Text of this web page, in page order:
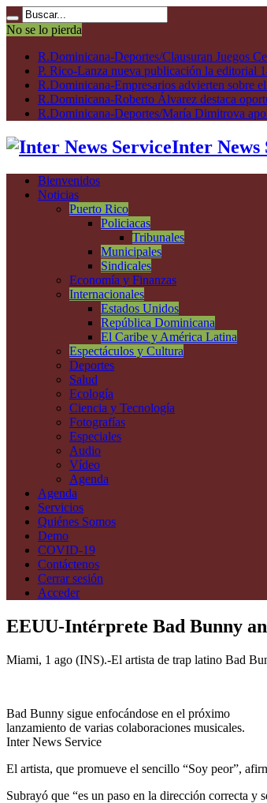
No se lo pierda
R.Dominicana-Deportes/Clausuran Juegos
P. Rico-Lanza nueva publicación la editorial
R.Dominicana-Empresarios advierten sobre
R.Dominicana-Roberto Álvarez destaca
R.Dominicana-Deportes/María Dimitrova
Inter News
Bienvenidos
Noticias
Puerto Rico
Policiacas
Tribunales
Municipales
Sindicales
Economía y Finanzas
Internacionales
Estados Unidos
República Dominicana
El Caribe y América Latina
Espectáculos y Cultura
Deportes
Salud
Ecología
Ciencia y Tecnología
Fotografías
Especiales
Audio
Vídeo
Agenda
Agenda
Servicios
Quiénes Somos
Demo
COVID-19
Contáctenos
Cerrar sesión
Acceder
EEUU-Intérprete Bad Bunny
Miami, 1 ago (INS).-El artista de trap latino Bad
Bad Bunny sigue enfocándose en el próximo
lanzamiento de varias colaboraciones musicales.
Inter News Service
El artista, que promueve el sencillo “Soy peor”,
Subrayó que “es un paso en la dirección correcta y